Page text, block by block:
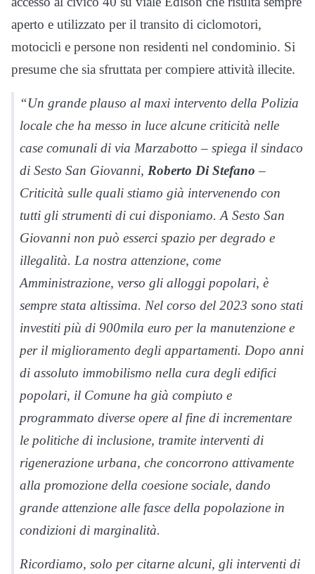
aperto e utilizzato per il transito di ciclomotori,
motocicli e persone non residenti nel condominio. Si
presume che sia sfruttata per compiere attività illecite.
“Un grande plauso al maxi intervento della Polizia
locale che ha messo in luce alcune criticità nelle
case comunali di via Marzabotto – spiega il sindaco
di Sesto San Giovanni, Roberto Di Stefano –
Criticità sulle quali stiamo già intervenendo con
tutti gli strumenti di cui disponiamo. A Sesto San
Giovanni non può esserci spazio per degrado e
illegalità. La nostra attenzione, come
Amministrazione, verso gli alloggi popolari, è
sempre stata altissima. Nel corso del 2023 sono stati
investiti più di 900mila euro per la manutenzione e
per il miglioramento degli appartamenti. Dopo anni
di assoluto immobilismo nella cura degli edifici
popolari, il Comune ha già compiuto e
programmato diverse opere al fine di incrementare
le politiche di inclusione, tramite interventi di
rigenerazione urbana, che concorrono attivamente
alla promozione della coesione sociale, dando
grande attenzione alle fasce della popolazione in
condizioni di marginalità.
Ricordiamo, solo per citarne alcuni, gli interventi di